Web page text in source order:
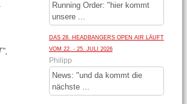
Running Order: "hier kommt
unsere ...
DAS 28. HEADBANGERS OPEN AIR LÄUFT
VOM 22. - 25. JULI 2026
Philipp
News: "und da kommt die
nächste ...